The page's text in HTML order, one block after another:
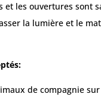
et les ouvertures sont
la lumière et le
de compagnie